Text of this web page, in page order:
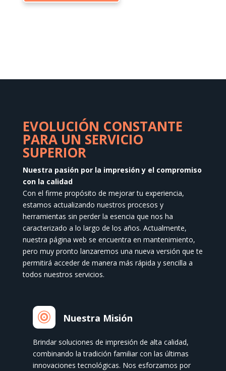
de
producto
la
página
producto
EVOLUCIÓN CONSTANTE
PARA UN SERVICIO
SUPERIOR
Nuestra pasión por la impresión y el compromiso
con la calidad
Con el firme propósito de mejorar tu experiencia,
estamos actualizando nuestros procesos y
herramientas sin perder la esencia que nos ha
caracterizado a lo largo de los años. Actualmente,
nuestra página web se encuentra en mantenimiento,
pero muy pronto lanzaremos una nueva versión que te
permitirá acceder de manera más rápida y sencilla a
todos nuestros servicios.
 Nuestra Misión
Brindar soluciones de impresión de alta calidad,
combinando la tradición familiar con las últimas
innovaciones tecnológicas. Nos esforzamos por